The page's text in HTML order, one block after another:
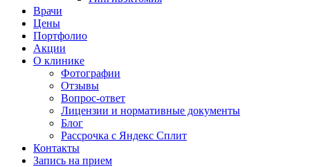
Врачи
Цены
Портфолио
Акции
О клинике
Фотографии
Отзывы
Вопрос-ответ
Лицензии и нормативные документы
Блог
Рассрочка с Яндекс Сплит
Контакты
Запись на прием